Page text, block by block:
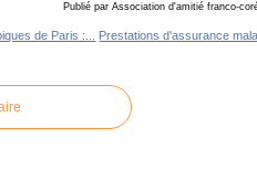
Publié par Association d'amitié franco-
de Paris :... Prestations d'assurance